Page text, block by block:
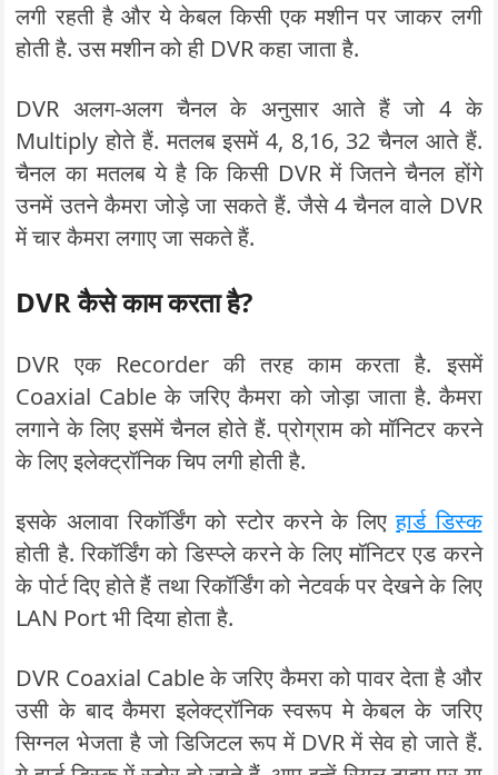
लगी रहती है और ये केबल किसी एक मशीन पर जाकर लगी
होती है. उस मशीन को ही DVR कहा जाता है.
DVR अलग-अलग चैनल के अनुसार आते हैं जो 4 के
Multiply होते हैं. मतलब इसमें 4, 8,16, 32 चैनल आते हैं.
चैनल का मतलब ये है कि किसी DVR में जितने चैनल होंगे
उनमें उतने कैमरा जोड़े जा सकते हैं. जैसे 4 चैनल वाले DVR
में चार कैमरा लगाए जा सकते हैं.
DVR कैसे काम करता है?
DVR एक Recorder की तरह काम करता है. इसमें
Coaxial Cable के जरिए कैमरा को जोड़ा जाता है. कैमरा
लगाने के लिए इसमें चैनल होते हैं. प्रोग्राम को मॉनिटर करने
के लिए इलेक्ट्रॉनिक चिप लगी होती है.
इसके अलावा रिकॉर्डिंग को स्टोर करने के लिएहार्ड डिस्क
होती है. रिकॉर्डिंग को डिस्प्ले करने के लिए मॉनिटर एड करने
के पोर्ट दिए होते हैं तथा रिकॉर्डिंग को नेटवर्क पर देखने के लिए
LAN Port भी दिया होता है.
DVR Coaxial Cable के जरिए कैमरा को पावर देता है और
उसी के बाद कैमरा इलेक्ट्रॉनिक स्वरूप मे केबल के जरिए
सिग्नल भेजता है जो डिजिटल रूप में DVR में सेव हो जाते हैं.